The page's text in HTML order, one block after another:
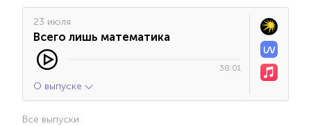
23 июля
Всего лишь математика
38:01
О выпуске
Все выпуски